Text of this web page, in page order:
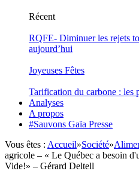
Récent
RQFE- Diminuer les rejets
aujourd’hui
Joyeuses Fêtes
Tarification du carbone : les
Analyses
A propos
#Sauvons Gaïa Presse
Vous êtes : Accueil»Société»
agricole – « Le Québec a besoin
Vide!» – Gérard Deltell